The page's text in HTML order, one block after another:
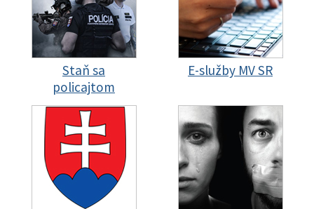
Staň sa
policajtom
E-služby MV SR